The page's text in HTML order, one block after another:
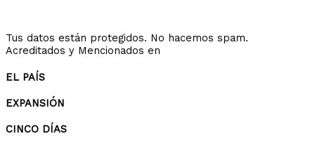
Tus datos están protegidos. No hacemos spam.
Acreditados y Mencionados en
EL PAÍS
EXPANSIÓN
CINCO DÍAS